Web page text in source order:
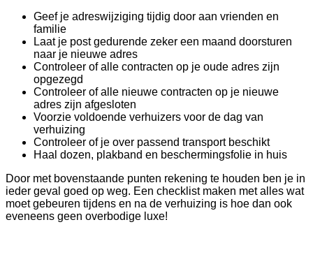
Geef je adreswijziging tijdig door aan vrienden en
familie
Laat je post gedurende zeker een maand doorsturen
naar je nieuwe adres
Controleer of alle contracten op je oude adres zijn
opgezegd
Controleer of alle nieuwe contracten op je nieuwe
adres zijn afgesloten
Voorzie voldoende verhuizers voor de dag van
verhuizing
Controleer of je over passend transport beschikt
Haal dozen, plakband en beschermingsfolie in huis
Door met bovenstaande punten rekening te houden ben je in
ieder geval goed op weg. Een checklist maken met alles wat
moet gebeuren tijdens en na de verhuizing is hoe dan ook
eveneens geen overbodige luxe!